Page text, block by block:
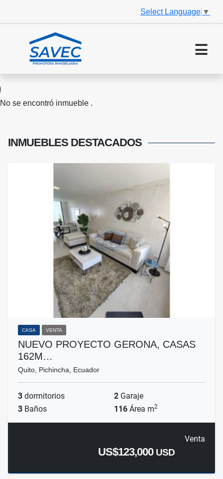
Select Language ▼
No se encontró inmueble .
INMUEBLES DESTACADOS
CASA VENTA
NUEVO PROYECTO GERONA, CASAS
162M…
Quito, Pichincha, Ecuador
3 dormitorios 2 Garaje
3 Baños 116 Área m2
Venta
US$123,000 USD